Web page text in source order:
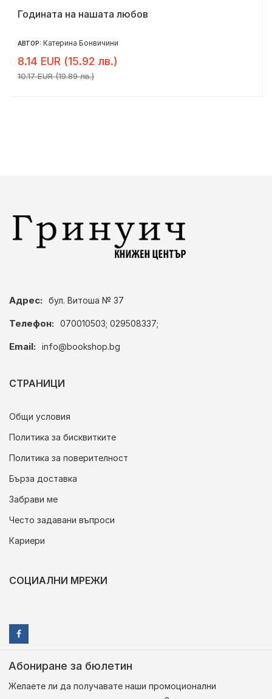
Годината на нашата любов
АВТОР: Катерина Бонвичини
8.14 EUR (15.92 лв.)
10.17 EUR (19.89 лв.)
Адрес: бул. Витоша № 37
Телефон: 070010503; 029508337;
Email: info@bookshop.bg
СТРАНИЦИ
Общи условия
Политика за бисквитките
Политика за поверителност
Бърза доставка
Забрави ме
Често задавани въпроси
Кариери
СОЦИАЛНИ МРЕЖИ
Абониране за бюлетин
Желаете ли да получавате наши промоционални